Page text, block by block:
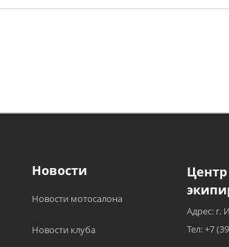
Новости
Новости мотосалона
Новости клуба
Адрес: г.
Тел: +7